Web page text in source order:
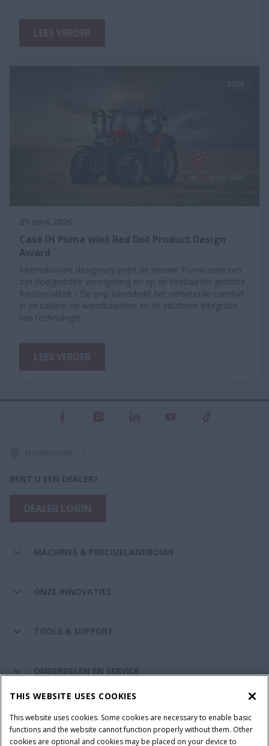
Case IH Puma wint Red Dot Product Design
Award
Internationale designjury prijst de nieuwe Puma-serie om
zijn doelgerichte vormgeving en op de bestuurder gerichte
functionaliteit / De prijs benadrukt het verbeterde comfort
in de cabine, de wendbaarheid en de intuïtieve integratie
van technologie
BENT U EEN DEALER?
MACHINES & PRECISIELANDBOUW
ONZE INNOVATIES
TOOLS & SUPPORT
ONDERDELEN EN SERVICE
THIS WEBSITE USES COOKIES
This website uses cookies. Some cookies are necessary to enable basic
functions and the website cannot function properly without them. Other
cookies are optional and cookies may be placed on your device to